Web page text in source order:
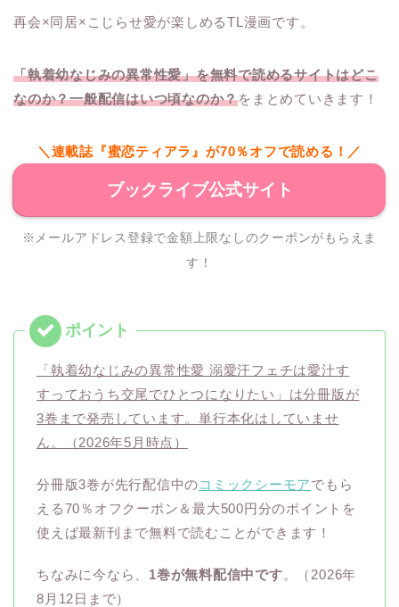
再会×同居×こじらせ愛が楽しめるTL漫画です。
「執着幼なじみの異常性愛」を無料で読めるサイトはどこ
なのか？一般配信はいつ頃なのか？をまとめていきます！
＼連載誌『蜜恋ティアラ』が70％オフで読める！／
ブックライブ公式サイト
※メールアドレス登録で金額上限なしのクーポンがもらえま
す！
「執着幼なじみの異常性愛 溺愛汗フェチは愛汁す
すっておうち交尾でひとつになりたい」は分冊版が
3巻まで発売しています。単行本化はしていませ
ん。（2026年5月時点）
分冊版3巻が先行配信中のコミックシーモアでもら
える70％オフクーポン＆最大500円分のポイントを
使えば最新刊まで無料で読むことができます！
ちなみに今なら、 1巻が無料配信中です。（2026年
8月12日まで）